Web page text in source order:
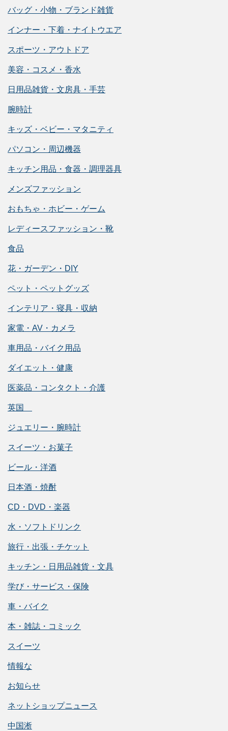
バッグ・小物・ブランド雑貨
インナー・下着・ナイトウエア
スポーツ・アウトドア
美容・コスメ・香水
日用品雑貨・文房具・手芸
腕時計
キッズ・ベビー・マタニティ
パソコン・周辺機器
キッチン用品・食器・調理器具
メンズファッション
おもちゃ・ホビー・ゲーム
レディースファッション・靴
食品
花・ガーデン・DIY
ペット・ペットグッズ
インテリア・寝具・収納
家電・AV・カメラ
車用品・バイク用品
ダイエット・健康
医薬品・コンタクト・介護
英国
ジュエリー・腕時計
スイーツ・お菓子
ビール・洋酒
日本酒・焼酎
CD・DVD・楽器
水・ソフトドリンク
旅行・出張・チケット
キッチン・日用品雑貨・文具
学び・サービス・保険
車・バイク
本・雑誌・コミック
スイーツ
情報な
お知らせ
ネットショップニュース
中国淅